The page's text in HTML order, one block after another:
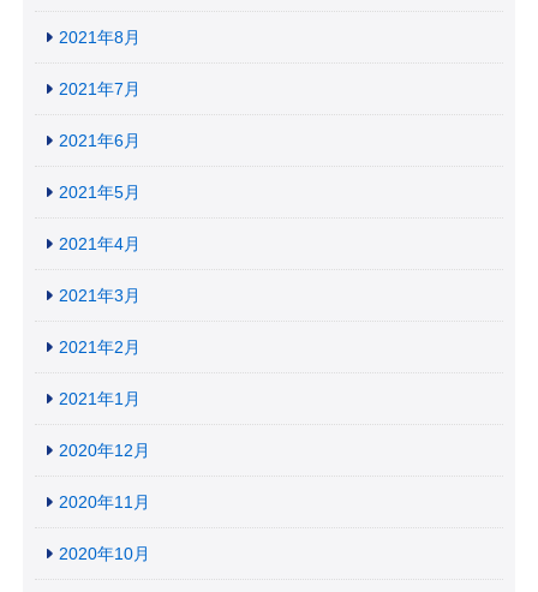
2021年8月
2021年7月
2021年6月
2021年5月
2021年4月
2021年3月
2021年2月
2021年1月
2020年12月
2020年11月
2020年10月